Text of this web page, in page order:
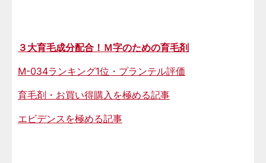
３大育毛成分配合！Ｍ字のための育毛剤
M-034ランキング1位・プランテル評価
育毛剤・お買い得購入を極める記事
エビデンスを極める記事